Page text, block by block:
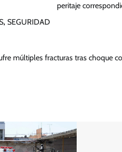
peritaje
, SEGURIDAD
múltiples fracturas tras choque